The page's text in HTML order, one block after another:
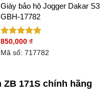
Giày bảo hộ Jogger Dakar S3
GBH-17782
Được xếp
hạng5.00
850,000 ₫
Mã số: 717782
ZB 171S chính hãng